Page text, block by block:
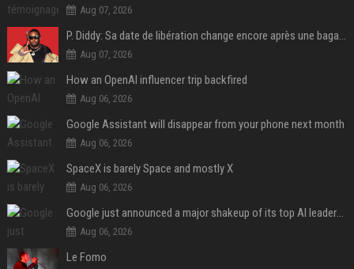
Aug 07, 2026
P. Diddy: Sa date de libération change encore après une bagarre
Aug 07, 2026
How an OpenAI influencer trip backfired
Aug 06, 2026
Google Assistant will disappear from your phone next month
Aug 06, 2026
SpaceX is barely Space and mostly X
Aug 06, 2026
Google just announced a major shakeup of its top AI leadership
Aug 06, 2026
Le Fomo